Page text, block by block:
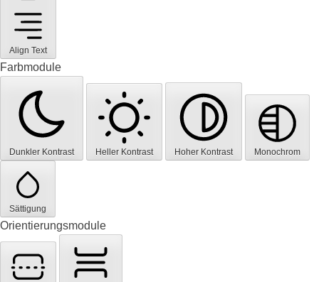
Align Text
Farbmodule
Dunkler Kontrast Heller Kontrast Hoher Kontrast Monochrom
Sättigung
Orientierungsmodule